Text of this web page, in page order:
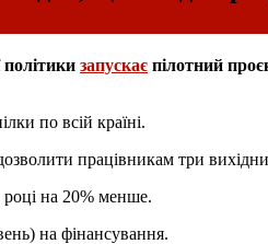
політики запускає пілотний
по всій країні.
працівникам три
на 20% менше.
на фінансування.